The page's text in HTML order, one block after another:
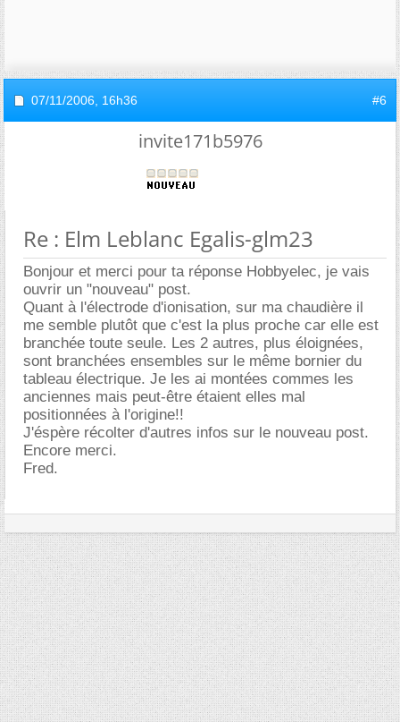
07/11/2006, 16h36 #6
invite171b5976
Re : Elm Leblanc Egalis-glm23
Bonjour et merci pour ta réponse Hobbyelec, je vais
ouvrir un "nouveau" post.
Quant à l'électrode d'ionisation, sur ma chaudière il
me semble plutôt que c'est la plus proche car elle est
branchée toute seule. Les 2 autres, plus éloignées,
sont branchées ensembles sur le même bornier du
tableau électrique. Je les ai montées commes les
anciennes mais peut-être étaient elles mal
positionnées à l'origine!!
J'éspère récolter d'autres infos sur le nouveau post.
Encore merci.
Fred.